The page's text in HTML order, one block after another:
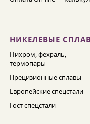
НИКЕЛЕВЫЕ
Нихром, фехраль,
термопары
Прецизионные сплавы
Европейские спецстали
Гост спецстали